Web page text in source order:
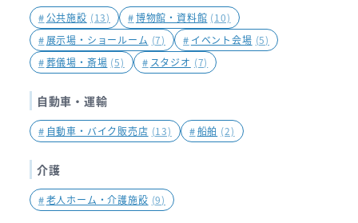
#公共施設 (13) #博物館・資料館 (10)
# 展示場・ショールーム (7) # イベント会場 (5)
#葬儀場・斎場 (5) # スタジオ (7)
自動車・運輸
# 自動車・バイク販売店 (13) #船舶 (2)
介護
#老人ホーム・介護施設 (9)